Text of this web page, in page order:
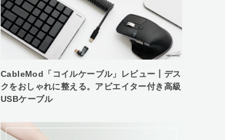
CableMod「コイルケーブル」レビュー┃デス
クをおしゃれに整える。アビエイター付き高級
USBケーブル